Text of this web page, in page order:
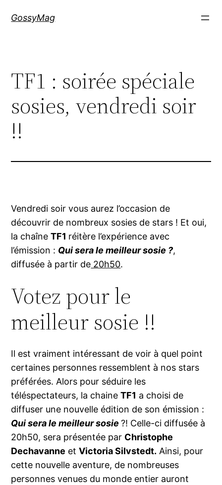
GossyMag
TF1 : soirée spéciale
sosies, vendredi soir
!!
Vendredi soir vous aurez l’occasion de
découvrir de nombreux sosies de stars ! Et oui,
la chaîneTF1 réitère l’expérience avec
l’émission : Qui sera le meilleur sosie ?,
diffusée à partir de 20h50.
Votez pour le
meilleur sosie !!
Il est vraiment intéressant de voir à quel point
certaines personnes ressemblent à nos stars
préférées. Alors pour séduire les
téléspectateurs, la chaineTF1 a choisi de
diffuser une nouvelle édition de son émission :
Qui sera le meilleur sosie?! Celle-ci diffusée à
20h50, sera présentée par Christophe
Dechavanne etVictoria Silvstedt. Ainsi, pour
cette nouvelle aventure, de nombreuses
personnes venues du monde entier auront